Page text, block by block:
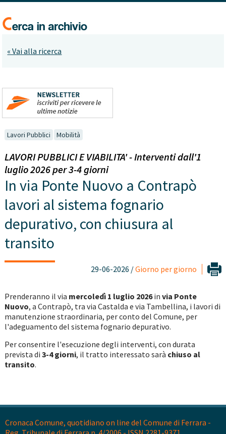
« Vai alla ricerca
Lavori Pubblici Mobilità
LAVORI PUBBLICI E VIABILITA' - Interventi dall'1
luglio 2026 per 3-4 giorni
In via Ponte Nuovo a Contrapò
lavori al sistema fognario
depurativo, con chiusura al
transito
29-06-2026 /Giorno per giorno
Prenderanno il via mercoledì 1 luglio 2026in via Ponte
Nuovo, a Contrapò, tra via Castalda e via Tambellina, i lavori di
manutenzione straordinaria, per conto del Comune, per
l'adeguamento del sistema fognario depurativo.
Per consentire l'esecuzione degli interventi, con durata
prevista di 3-4 giorni, il tratto interessato sarà chiuso al
transito.
Cronaca Comune, quotidiano on line del Comune di Ferrara -